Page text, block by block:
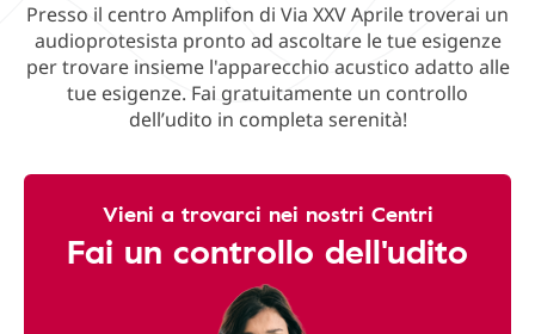
Presso il centro Amplifon di Via XXV Aprile troverai un
audioprotesista pronto ad ascoltare le tue esigenze
per trovare insieme l'apparecchio acustico adatto alle
tue esigenze. Fai gratuitamente un controllo
dell’udito in completa serenità!
Vieni a trovarci nei nostri Centri
Fai un controllo dell'udito